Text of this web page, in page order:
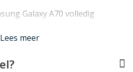
Galaxy A70 volledig
en de camera is rekening
briefgeld en bonnetjes. Tot slot
Lees meer